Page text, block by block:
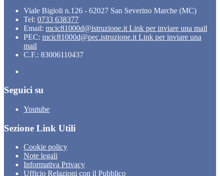
Viale Bigioli n.126 - 62027 San Severino Marche (MC)
Tel: 0733 638377
Email: mcic81000d@istruzione.it Link per inviare una mail
PEC: mcic81000d@pec.istruzione.it Link per inviare una
mail
C.F.: 83006110437
Seguici su
Youtube
Sezione Link Utili
Cookie policy
Note legali
Informativa Privacy
Ufficio Relazioni con il Pubblico